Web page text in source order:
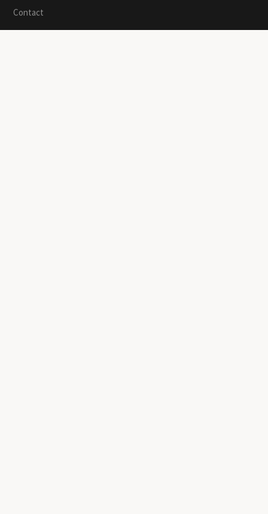
Contact